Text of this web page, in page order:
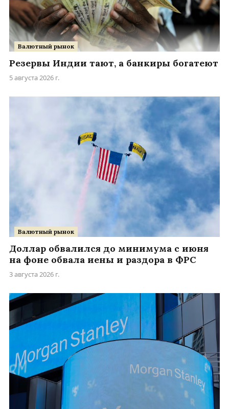
Валютный рынок
Резервы Индии тают, а банкиры богатеют
5 августа 2026 г.
Валютный рынок
Доллар обвалился до минимума с июня
на фоне обвала иены и раздора в ФРС
3 августа 2026 г.